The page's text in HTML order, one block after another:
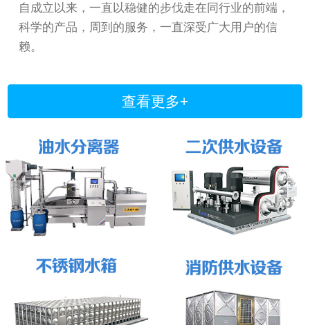
自成立以来，一直以稳健的步伐走在同行业的前端，
科学的产品，周到的服务，一直深受广大用户的信
赖。
查看更多+